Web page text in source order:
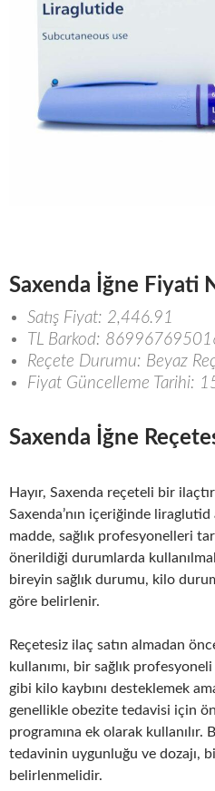
Saxenda İğne Fiyati
Satış Fiyat: 2,446.91
TL Barkod:
Reçete Durumu: Beyaz
Fiyat Güncelleme Tarihi:
Saxenda İğne
Hayır, Saxenda reçeteli bir
Saxenda’nın içeriğinde
madde, sağlık profesyonelleri
önerildiği durumlarda
bireyin sağlık durumu, kilo
göre belirlenir.
Reçetesiz ilaç satın almadan
kullanımı, bir sağlık profesyoneli
gibi kilo kaybını desteklemek
genellikle obezite tedavisi için
programına ek olarak
tedavinin uygunluğu ve dozajı,
belirlenmelidir.